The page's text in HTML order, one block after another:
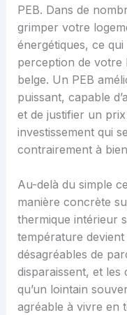
PEB. Dans de
grimper votre
énergétiques, ce
perception de votre
belge. Un PEB
puissant, capable
et de justifier un prix
investissement qui
contrairement à
Au-delà du simple
manière concrète
thermique intérieur
température
désagréables de
disparaissent, et les
qu’un lointain
agréable à vivre en